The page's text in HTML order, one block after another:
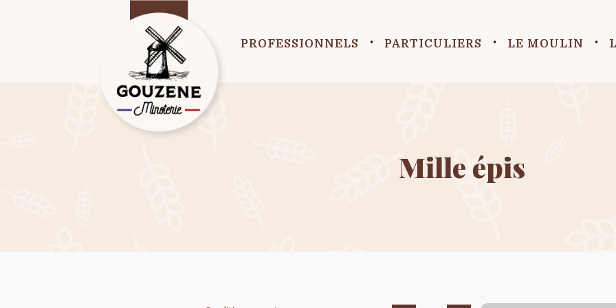
PROFESSIONNELS PARTICULIERS LE MOULIN
Mille épis